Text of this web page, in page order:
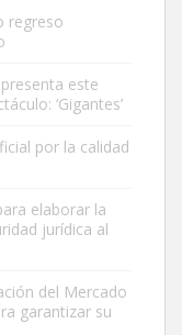
alemán,
regreso
este
‘Gigantes’
por la calidad
elaborar la
jurídica al
del Mercado
garantizar su